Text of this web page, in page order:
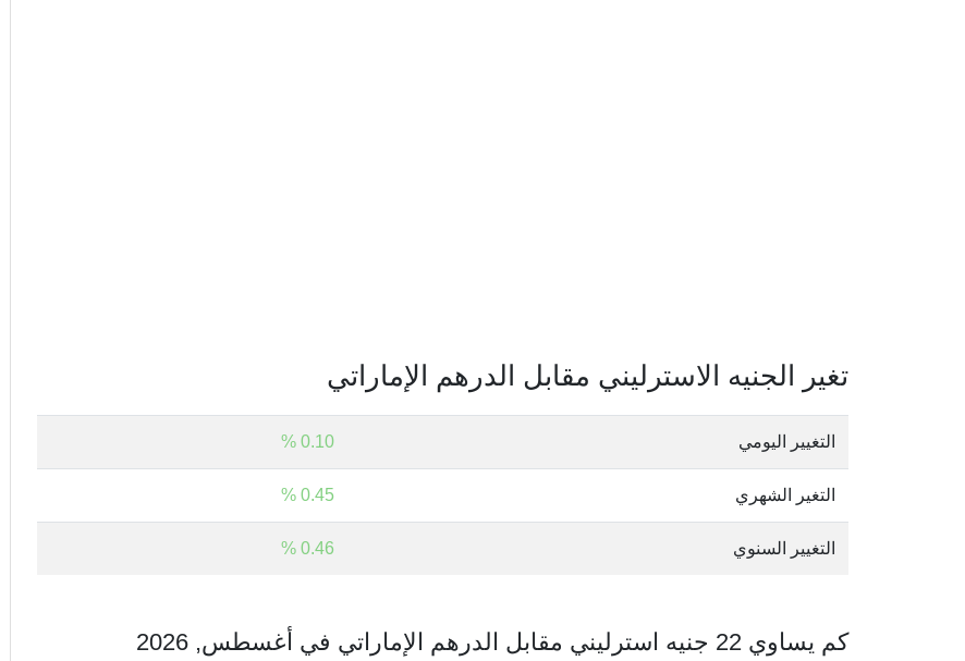
تغير الجنيه الاسترليني مقابل الدرهم الإماراتي
التغيير اليومي 0.10 %
التغير الشهري 0.45 %
التغيير السنوي 0.46 %
كم يساوي 22 جنيه استرليني مقابل الدرهم الإماراتي في أغسطس, 2026